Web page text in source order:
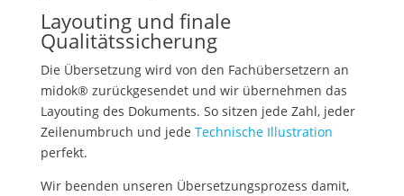
Layouting und finale
Qualitätssicherung
Die Übersetzung wird von den Fachübersetzern an
midok® zurückgesendet und wir übernehmen das
Layouting des Dokuments. So sitzen jede Zahl, jeder
Zeilenumbruch und jede Technische Illustration
perfekt.
Wir beenden unseren Übersetzungsprozess damit,